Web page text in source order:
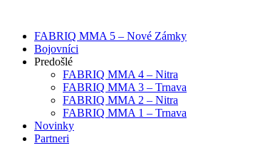
obsah
FABRIQ MMA 5 – Nové Zámky
Bojovníci
Predošlé
FABRIQ MMA 4 – Nitra
FABRIQ MMA 3 – Trnava
FABRIQ MMA 2 – Nitra
FABRIQ MMA 1 – Trnava
Novinky
Partneri